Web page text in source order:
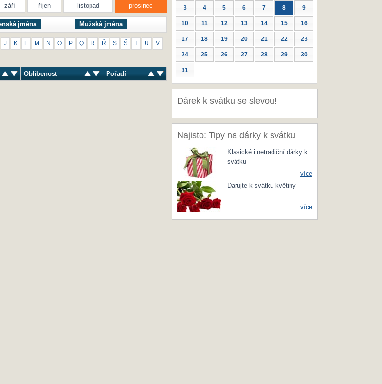
září říjen listopad prosinec
jména Mužská jména
J K M N O P Q R Ř S Š T U V
Oblíbenost Pořadí
3 4 5 6 7 8 9
10 11 12 13 14 15 16
17 18 19 20 21 22 23
24 25 26 27 28 29 30
31
Dárek k svátku se slevou!
Najisto: Tipy na dárky k svátku
Klasické i netradiční dárky k
svátku
více
Darujte k svátku květiny
více